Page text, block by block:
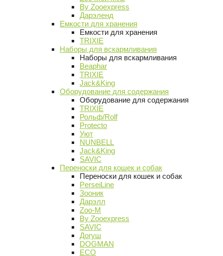
By Zooexpress
Дарэленд
Емкости для хранения
Емкости для хранения
TRIXIE
Наборы для вскармливания
Наборы для вскармливания
Beaphar
TRIXIE
Jack&King
Оборудование для содержания
Оборудование для содержания
TRIXIE
Рольф/Rolf
Protecto
Уют
NUNBELL
Jack&King
SAVIC
Переноски для кошек и собак
Переноски для кошек и собак
PerseiLine
Зооник
Дарэлл
Zoo-M
By Zooexpress
SAVIC
Догуш
DOGMAN
ECO